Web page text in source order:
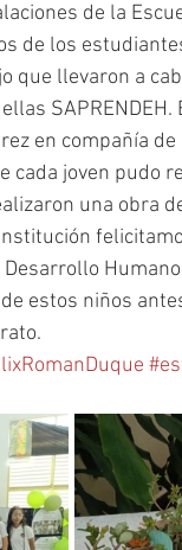
de la
de los
que llevaron a
en compañía
cada joven pudo
una obra
estos niños